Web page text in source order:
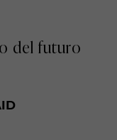
del futuro